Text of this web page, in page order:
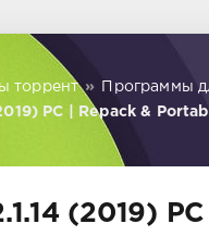
торрент »
Программы
PC | Repack &
(2019)